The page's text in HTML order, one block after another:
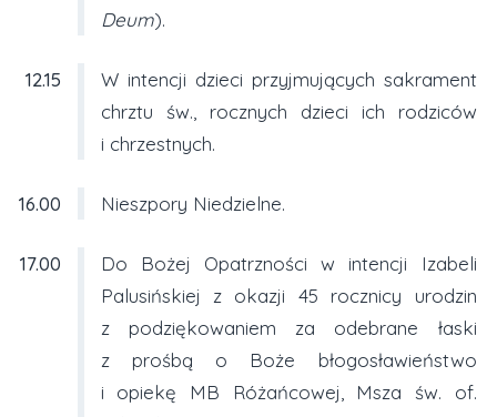
Deum).
12.15
W intencji dzieci przyjmujących sakrament
chrztu św., rocznych dzieci ich rodziców
i chrzestnych.
16.00 Nieszpory Niedzielne.
17.00
Do Bożej Opatrzności w intencji Izabeli
Palusińskiej z okazji 45 rocznicy urodzin
z podziękowaniem za odebrane łaski
z prośbą o Boże błogosławieństwo
i opiekę MB Różańcowej, Msza św. of.